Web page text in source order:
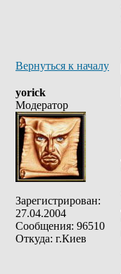
Вернуться к началу
yorick
Модератор
Зарегистрирован:
27.04.2004
Сообщения: 96510
Откуда: г.Киев